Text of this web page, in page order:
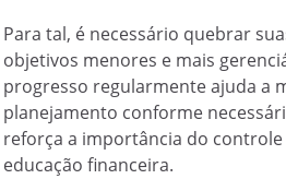
Para tal, é necessário quebrar
objetivos menores e mais
progresso regularmente ajuda a
planejamento conforme
reforça a importância do
educação financeira.